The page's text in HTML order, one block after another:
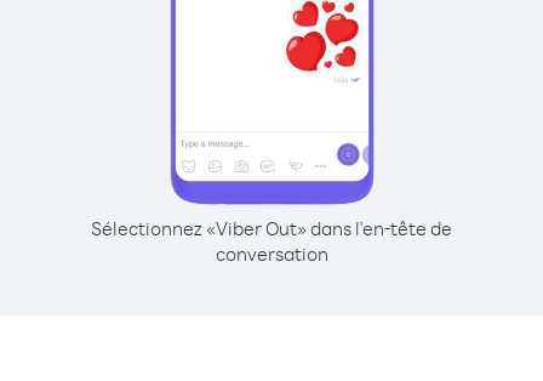
Sélectionnez «Viber Out» dans l'en-tête de
conversation